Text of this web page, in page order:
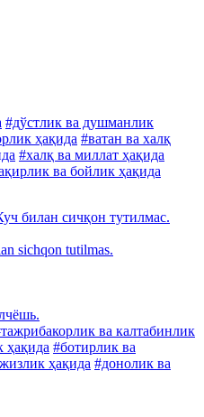
#дўстлик ва душманлик
ҳақида #ватан ва халқ
#халқ ва миллат ҳақида
ва бойлик ҳақида
билан сичқон тутилмас.
sichqon tutilmas.
ва калтабинлик
ҳақида #ботирлик ва
ҳақида #донолик ва